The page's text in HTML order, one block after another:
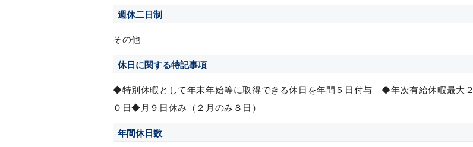
週休二日制
その他
休日に関する特記事項
◆特別休暇として年末年始等に取得できる休日を年間５日付与 ◆年次有給休暇最大２
０日◆月９日休み（２月のみ８日）
年間休日数